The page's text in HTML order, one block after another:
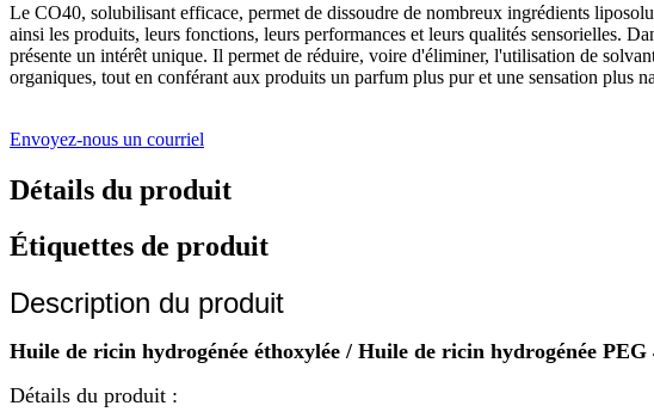
Le CO40, solubilisant efficace, permet de dissoudre de nombreux ingrédients
ainsi les produits, leurs fonctions, leurs performances et leurs qualités sensorielles.
présente un intérêt unique. Il permet de réduire, voire d'éliminer, l'utilisation de
organiques, tout en conférant aux produits un parfum plus pur et une sensation plus
Envoyez-nous un courriel
Détails du produit
Étiquettes de produit
Description du produit
Huile de ricin hydrogénée éthoxylée / Huile de ricin hydrogénée PEG
Détails du produit :